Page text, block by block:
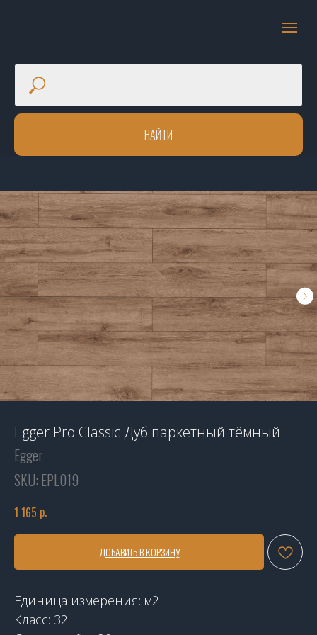
НАЙТИ
Egger Pro Classic Дуб паркетный тёмный
Egger
SKU: EPL019
1 165 р.
ДОБАВИТЬ В КОРЗИНУ
Единица измерения: м2
Класс: 32